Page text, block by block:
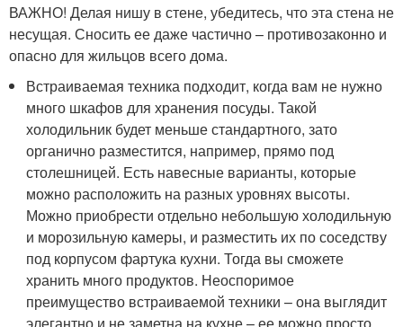
ВАЖНО! Делая нишу в стене, убедитесь, что эта стена не
несущая. Сносить ее даже частично – противозаконно и
опасно для жильцов всего дома.
Встраиваемая техника подходит, когда вам не нужно
много шкафов для хранения посуды. Такой
холодильник будет меньше стандартного, зато
органично разместится, например, прямо под
столешницей. Есть навесные варианты, которые
можно расположить на разных уровнях высоты.
Можно приобрести отдельно небольшую холодильную
и морозильную камеры, и разместить их по соседству
под корпусом фартука кухни. Тогда вы сможете
хранить много продуктов. Неоспоримое
преимущество встраиваемой техники – она выглядит
элегантно и не заметна на кухне – ее можно просто